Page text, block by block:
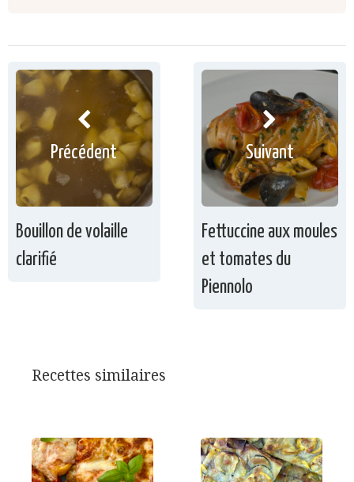
Précédent
Bouillon de volaille
clarifié
Suivant
Fettuccine aux moules
et tomates du
Piennolo
Recettes similaires